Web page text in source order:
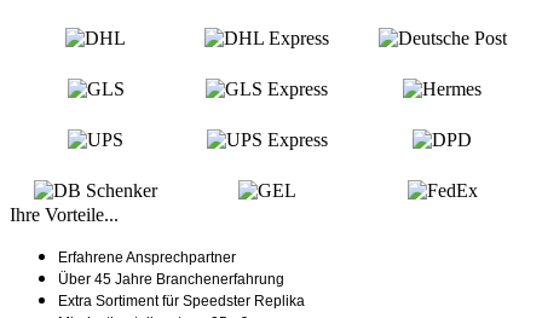
Ihre Vorteile...
Erfahrene Ansprechpartner
Über 45 Jahre Branchenerfahrung
Extra Sortiment für Speedster Replika